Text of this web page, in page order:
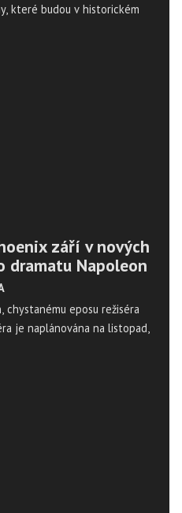
které budou v historickém
září v nových
dramatu Napoleon
eposu režiséra
je naplánována na listopad,